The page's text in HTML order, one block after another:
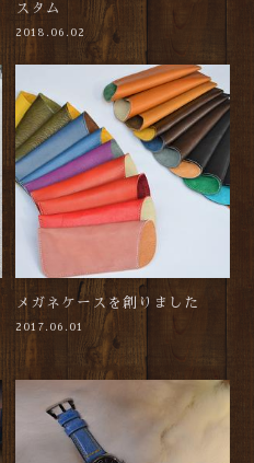
スタム
2018.06.02
メガネケースを創りました
2017.06.01